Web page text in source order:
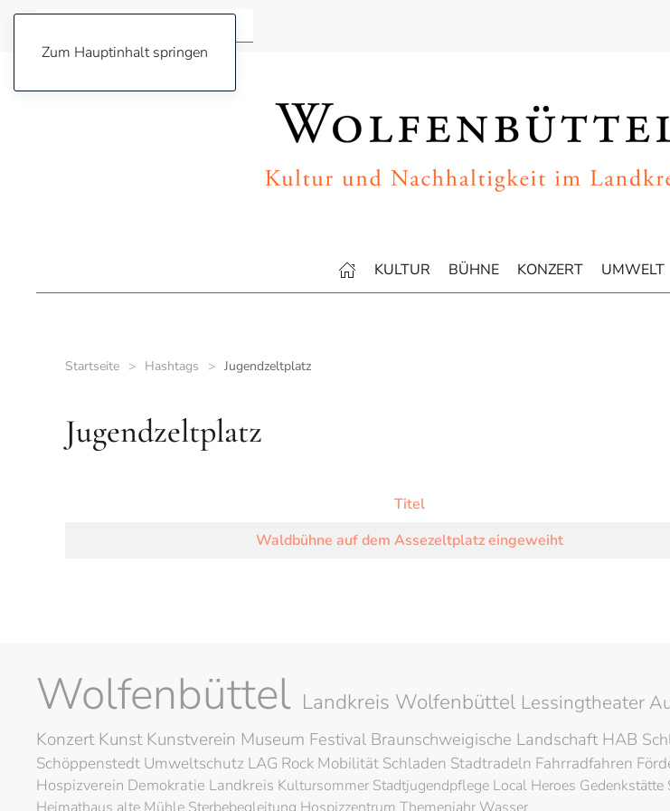
Zum Hauptinhalt springen
KULTUR BÜHNE KONZERT UMWELT
Startseite Hashtags Jugendzeltplatz
Jugendzeltplatz
Titel
Waldbühne auf dem Assezeltplatz eingeweiht
Wolfenbüttel Landkreis Wolfenbüttel Lessingtheater
KonzertKunstKunstverein Museum Festival Braunschweigische Landschaft HAB
Schöppenstedt Umweltschutz LAG Rock Mobilität Schladen Stadtradeln Fahrradfahren
Hospizverein Demokratie Landkreis KultursommerStadtjugendpflege Local Heroes Gedenkstätte